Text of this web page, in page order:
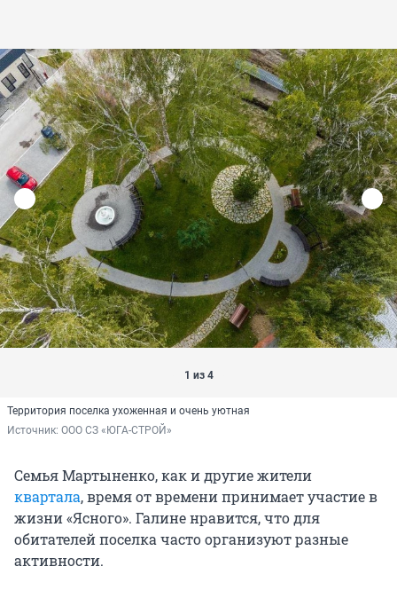
1 из 4
Территория поселка ухоженная и очень уютная
Источник: ООО СЗ «ЮГА-СТРОЙ»
Семья Мартыненко, как и другие жители
квартала, время от времени принимает участие в
жизни «Ясного». Галине нравится, что для
обитателей поселка часто организуют разные
активности.